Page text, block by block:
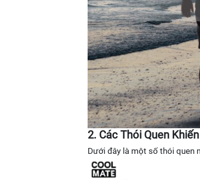
2. Các Thói Quen
Dưới đây là một số thói quen